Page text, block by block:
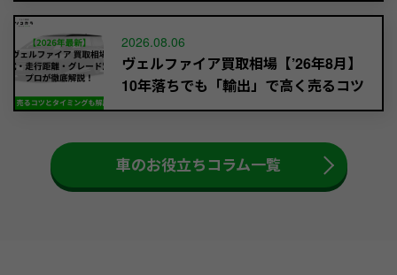
2026.08.06
ヴェルファイア買取相場【’26年8月】
10年落ちでも「輸出」で高く売るコツ
車のお役立ちコラム一覧